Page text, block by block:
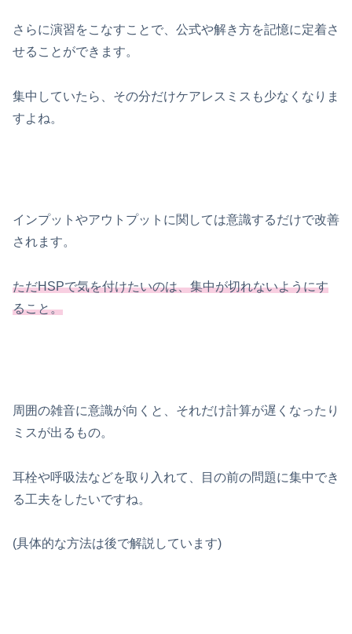
さらに演習をこなすことで、公式や解き方を記憶に定着さ
せることができます。
集中していたら、その分だけケアレスミスも少なくなりま
すよね。
インプットやアウトプットに関しては意識するだけで改善
されます。
ただHSPで気を付けたいのは、集中が切れないようにす
ること。
周囲の雑音に意識が向くと、それだけ計算が遅くなったり
ミスが出るもの。
耳栓や呼吸法などを取り入れて、目の前の問題に集中でき
る工夫をしたいですね。
(具体的な方法は後で解説しています)